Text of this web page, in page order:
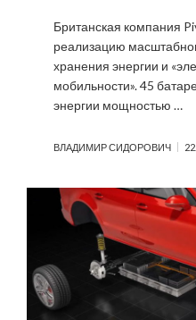
Британская компания
реализацию
хранения энергии и
мобильности». 45
энергии мощностью …
ВЛАДИМИР СИДОРОВИЧ